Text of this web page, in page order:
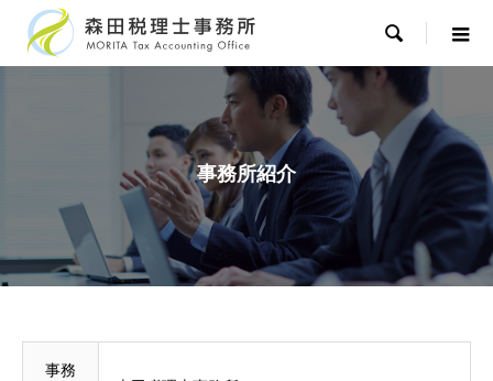

事務所紹介
事務